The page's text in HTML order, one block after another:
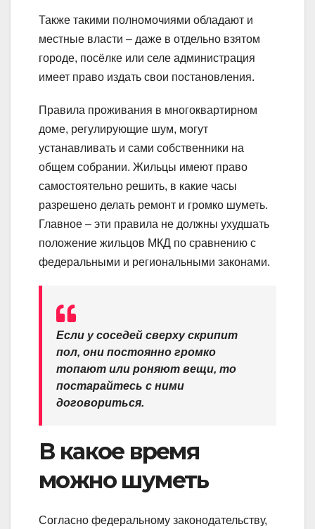
Также такими полномочиями обладают и
местные власти – даже в отдельно взятом
городе, посёлке или селе администрация
имеет право издать свои постановления.
Правила проживания в многоквартирном
доме, регулирующие шум, могут
устанавливать и сами собственники на
общем собрании. Жильцы имеют право
самостоятельно решить, в какие часы
разрешено делать ремонт и громко шуметь.
Главное – эти правила не должны ухудшать
положение жильцов МКД по сравнению с
федеральными и региональными законами.
Если у соседей сверху скрипит
пол, они постоянно громко
топают или роняют вещи, то
постарайтесь с ними
договориться.
В какое время
можно шуметь
Согласно федеральному законодательству,